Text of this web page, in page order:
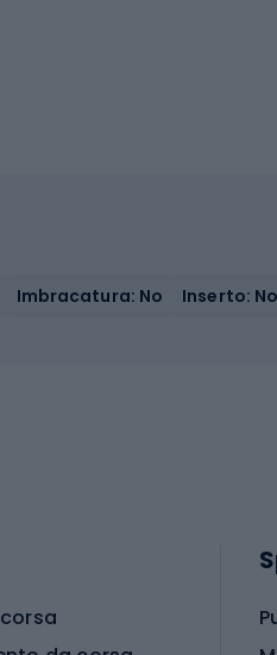
Imbracatura: No Inserto: No